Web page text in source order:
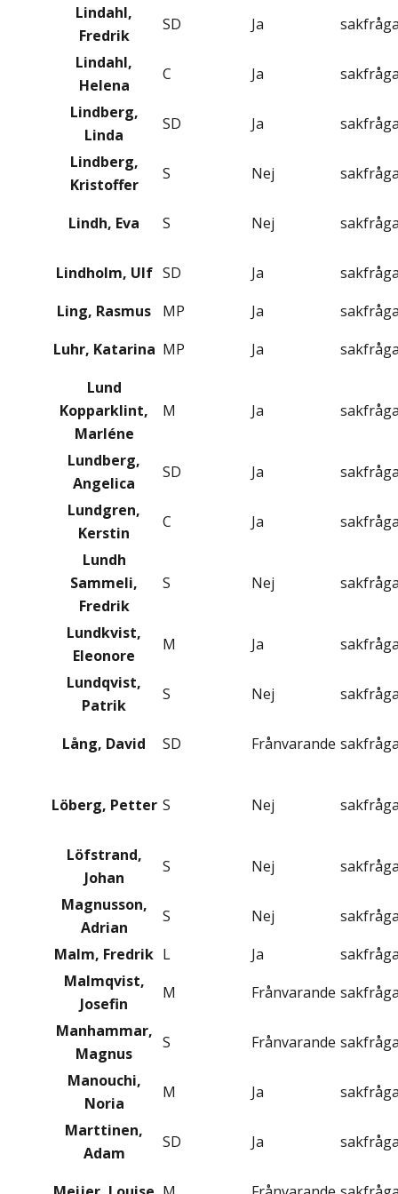
Lindahl,
Fredrik
SD Ja
Lindahl,
Helena
C Ja
Lindberg,
Linda
SD Ja
Lindberg,
Kristoffer
S Nej
Lindh, Eva S Nej
Lindholm, Ulf SD Ja
Ling, Rasmus
MP Ja
Luhr, Katarina MP Ja
Lund
Kopparklint,
Marléne
M Ja
Lundberg,
Angelica
SD Ja
Lundgren,
Kerstin
C Ja
Lundh
Sammeli,
Fredrik
S Nej
Lundkvist,
Eleonore
M Ja
Lundqvist,
Patrik
S Nej
Lång, David SD Frånvarande
Löberg, Petter S Nej
Löfstrand,
Johan
S Nej
Magnusson,
Adrian
S Nej
Malm, Fredrik L Ja
Malmqvist,
Josefin
M Frånvarande
Manhammar,
Magnus
S Frånvarande
Manouchi,
Noria
M Ja
Marttinen,
Adam
SD Ja